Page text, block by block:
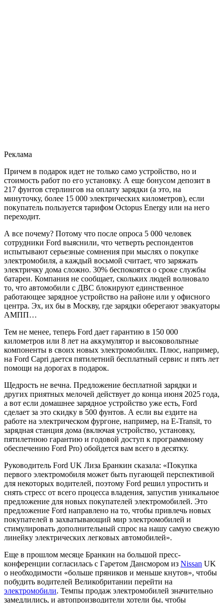
Реклама
Причем в подарок идет не только само устройство, но и
стоимость работ по его установку. А еще бонусом депозит в
217 фунтов стерлингов на оплату зарядки (а это, на
минуточку, более 15 000 электрических километров), если
покупатель пользуется тарифом Octopus Energy или на него
переходит.
А все почему? Потому что после опроса 5 000 человек
сотрудники Ford выяснили, что четверть респондентов
испытывают серьезные сомнения при мыслях о покупке
электромобиля, а каждый восьмой считает, что заряжать
электричку дома сложно. 30% беспокоятся о сроке службы
батареи. Компания не сообщает, скольких людей волновало
то, что автомобили с ДВС блокируют единственное
работающее зарядное устройство на районе или у офисного
центра. Эх, их бы в Москву, где зарядки оберегают эвакуаторы
АМПП…
Тем не менее, теперь Ford дает гарантию в 150 000
километров или 8 лет на аккумулятор и высоковольтные
компоненты в своих новых электромобилях. Плюс, например,
на Ford Capri дается пятилетний бесплатный сервис и пять лет
помощи на дорогах в подарок.
Щедрость не вечна. Предложение бесплатной зарядки и
других приятных мелочей действует до конца июня 2025 года,
а вот если домашнее зарядное устройство уже есть, Ford
сделает за это скидку в 500 фунтов. А если вы ездите на
работе на электрическом фургоне, например, на E-Transit, то
зарядная станция дома (включая устройство, установку,
пятилетнюю гарантию и годовой доступ к программному
обеспечению Ford Pro) обойдется вам всего в десятку.
Руководитель Ford UK Лиза Бранкин сказала: «Покупка
первого электромобиля может быть пугающей перспективой
для некоторых водителей, поэтому Ford решил упростить и
снять стресс от всего процесса владения, запустив уникальное
предложение для новых покупателей электромобилей. Это
предложение Ford направлено на то, чтобы привлечь новых
покупателей в захватывающий мир электромобилей и
стимулировать дополнительный спрос на нашу самую свежую
линейку электрических легковых автомобилей».
Еще в прошлом месяце Бранкин на большой пресс-
конференции согласилась с Гаретом Дансмором из Nissan UK
о необходимости «больше пряников и меньше кнутов», чтобы
побудить водителей Великобритании перейти на
электромобили. Темпы продаж электромобилей значительно
замедлились, и автопроизводители хотели бы, чтобы